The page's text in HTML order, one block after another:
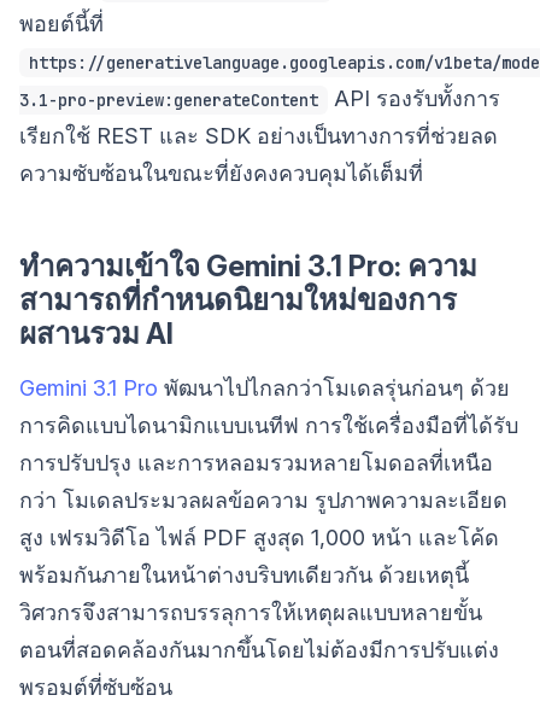
พอยต์นี้ที่
https://generativelanguage.googleapis.com/v1beta/
3.1-pro-preview:generateContent
API รองรับทั้งการ
เรียกใช้ REST และ SDK อย่างเป็นทางการที่ช่วยลด
ความซับซ้อนในขณะที่ยังคงควบคุมได้เต็มที่
ทำความเข้าใจ Gemini 3.1 Pro: ความ
สามารถที่กำหนดนิยามใหม่ของการ
ผสานรวม AI
Gemini 3.1 Pro พัฒนาไปไกลกว่าโมเดลรุ่นก่อนๆ ด้วย
การคิดแบบไดนามิกแบบเนทีฟ การใช้เครื่องมือที่ได้รับ
การปรับปรุง และการหลอมรวมหลายโมดอลที่เหนือ
กว่า โมเดลประมวลผลข้อความ รูปภาพความละเอียด
สูง เฟรมวิดีโอ ไฟล์ PDF สูงสุด 1,000 หน้า และโค้ด
พร้อมกันภายในหน้าต่างบริบทเดียวกัน ด้วยเหตุนี้
วิศวกรจึงสามารถบรรลุการให้เหตุผลแบบหลายขั้น
ตอนที่สอดคล้องกันมากขึ้นโดยไม่ต้องมีการปรับแต่ง
พรอมต์ที่ซับซ้อน